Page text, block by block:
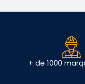
+ de 1000